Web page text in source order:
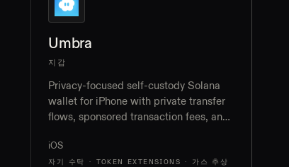
Umbra
지갑
Privacy-focused self-custody Solana
wallet for iPhone with private transfer
flows, sponsored transaction fees, and
iOS
자기 수탁 · TOKEN EXTENSIONS · 가스 추상